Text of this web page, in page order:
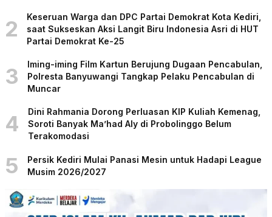
2
Keseruan Warga dan DPC Partai Demokrat Kota Kediri,
saat Sukseskan Aksi Langit Biru Indonesia Asri di HUT
Partai Demokrat Ke-25
3
Iming-iming Film Kartun Berujung Dugaan Pencabulan,
Polresta Banyuwangi Tangkap Pelaku Pencabulan di
Muncar
4
Dini Rahmania Dorong Perluasan KIP Kuliah Kemenag,
Soroti Banyak Ma’had Aly di Probolinggo Belum
Terakomodasi
5
Persik Kediri Mulai Panasi Mesin untuk Hadapi League
Musim 2026/2027